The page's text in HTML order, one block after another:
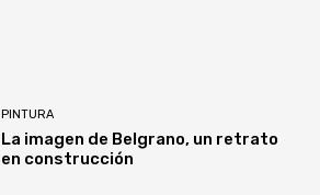
PINTURA
La imagen de Belgrano, un retrato
en construcción